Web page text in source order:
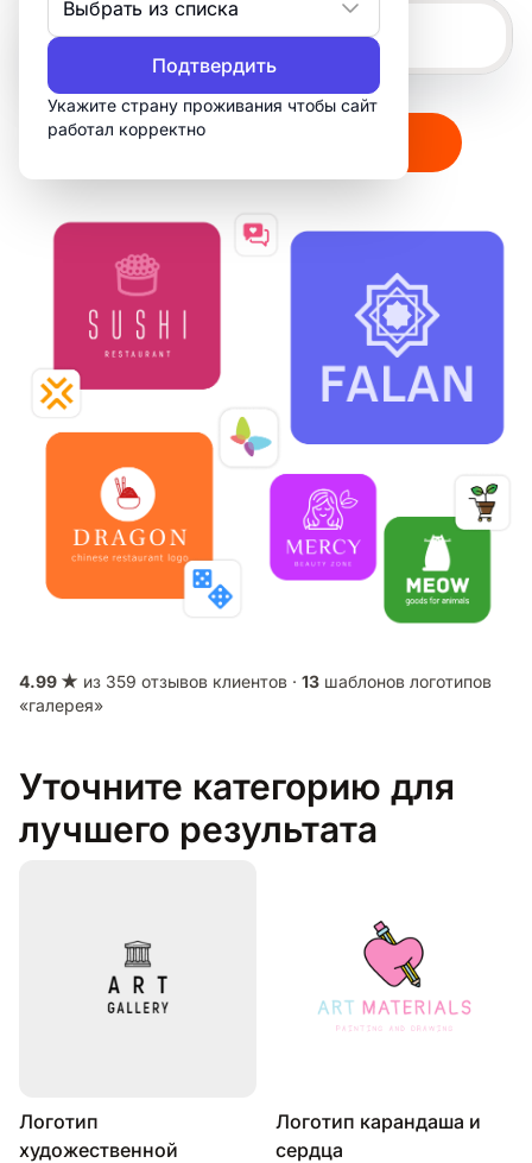
Выбрать из списка
Подтвердить
Укажите страну проживания чтобы сайт
работал корректно
Создать мой логотип
4.99 ★ из 359 отзывов клиентов · 13 шаблонов логотипов
«галерея»
Уточните категорию для
лучшего результата
Логотип
художественной
Логотип карандаша и
сердца